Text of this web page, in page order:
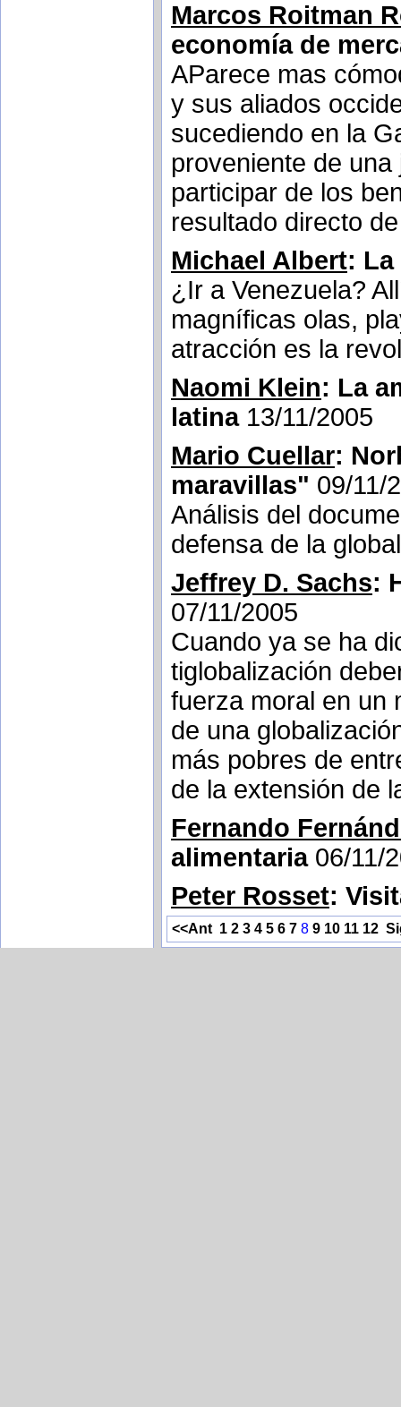
Marcos Roitman
economía de
AParece mas
y sus aliados
sucediendo en la
proveniente de
participar de los
resultado directo
Michael Albert: La
¿Ir a Venezuela?
magníficas olas,
atracción es la
Naomi Klein: La
latina13/11/2005
Mario Cuellar:
maravillas" 09/11/
Análisis del
defensa de la
Jeffrey D. Sachs:
07/11/2005
Cuando ya se ha
tiglobalización
fuerza moral en un
de una
más pobres de
de la extensión de
Fernando
alimentaria06/11/
Peter Rosset:
<<Ant 1 2 3 4 5 6 7 8 9 10 11 12